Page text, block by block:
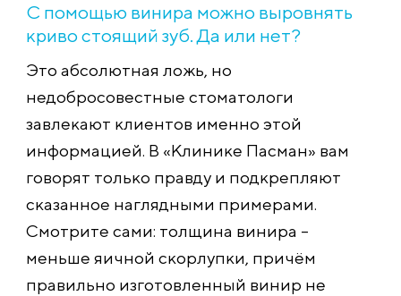
С помощью винира можно выровнять
криво стоящий зуб. Да или нет?
Это абсолютная ложь, но
недобросовестные стоматологи
завлекают клиентов именно этой
информацией. В «Клинике Пасман» вам
говорят только правду и подкрепляют
сказанное наглядными примерами.
Смотрите сами: толщина винира –
меньше яичной скорлупки, причём
правильно изготовленный винир не